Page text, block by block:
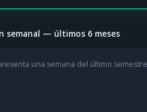
semanal — últimos 6 meses
una semana del último